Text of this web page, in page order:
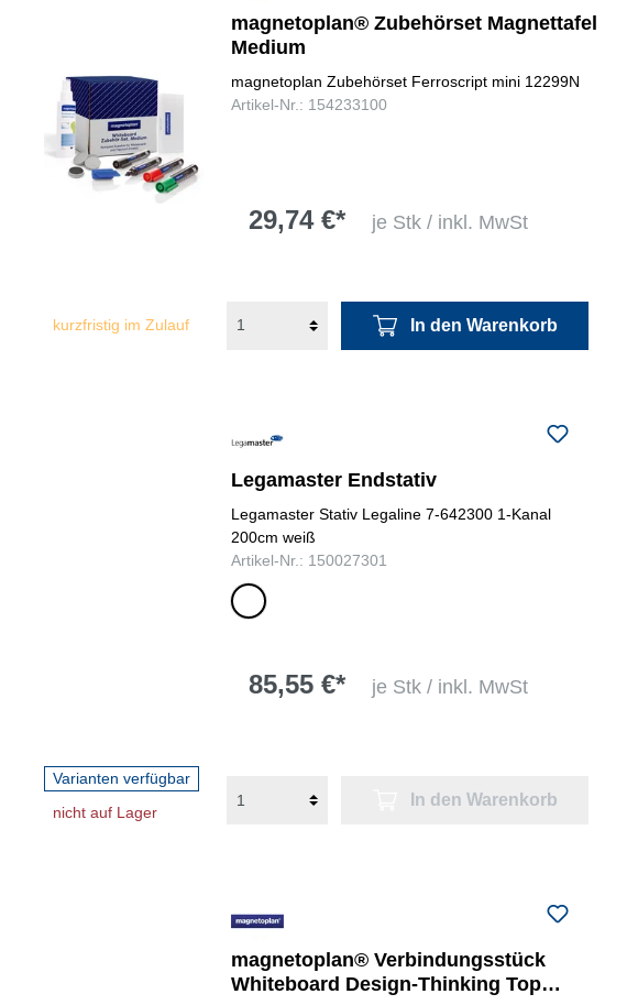
magnetoplan® Zubehörset Magnettafel
Medium
magnetoplan Zubehörset Ferroscript mini 12299N
Artikel-Nr.: 154233100
29,74 €* je Stk / inkl. MwSt
kurzfristig im Zulauf In den Warenkorb
Legamaster Endstativ
Legamaster Stativ Legaline 7-642300 1-Kanal
200cm weiß
Artikel-Nr.: 150027301
weiß
85,55 €* je Stk / inkl. MwSt
Varianten verfügbar
nicht auf Lager
In den Warenkorb
magnetoplan® Verbindungsstück
Whiteboard Design-Thinking Top